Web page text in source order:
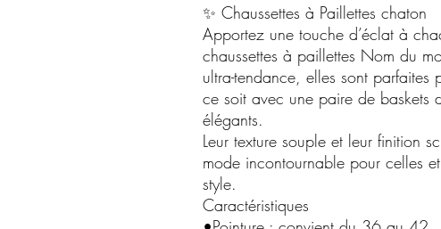
✨ Chaussettes à Paillettes chaton
Apportez une touche d’éclat à
chaussettes à paillettes Nom du
ultra-tendance, elles sont
ce soit avec une paire de baskets
élégants.
Leur texture souple et leur finition
mode incontournable pour celles
style.
Caractéristiques